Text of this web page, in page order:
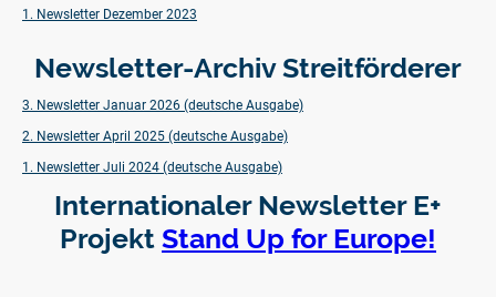
1. Newsletter Dezember 2023
Newsletter-Archiv Streitförderer
3. Newsletter Januar 2026 (deutsche Ausgabe)
2. Newsletter April 2025 (deutsche Ausgabe)
1. Newsletter Juli 2024 (deutsche Ausgabe)
Internationaler Newsletter E+
Projekt Stand Up for Europe!